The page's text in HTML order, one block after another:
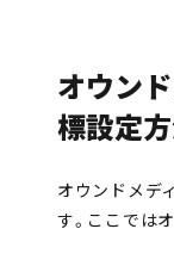
オウン
標設定
オウンドメデ
す。ここでは